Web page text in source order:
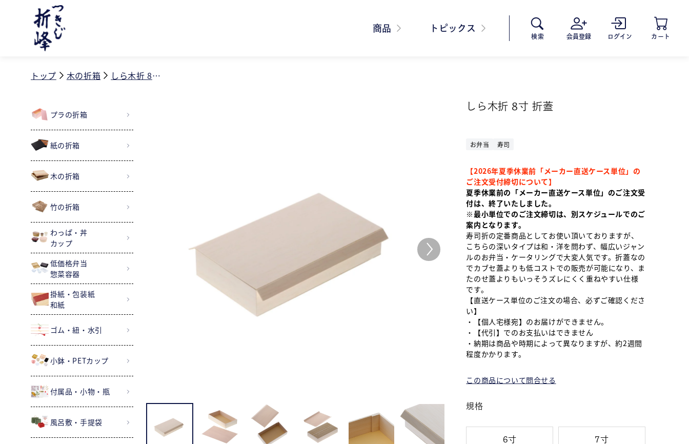
ンツに
商品 トピックス
検索 会員登録 ログイン カート
トップ 木の折箱 しら木折 8寸 折蓋
プラの折箱
紙の折箱
木の折箱
竹の折箱
わっぱ・丼
カップ
低価格弁当
惣菜容器
掛紙・包装紙
和紙
ゴム・紐・水引
小鉢・PETカップ
付属品・小物・瓶
風呂敷・手提袋
しら木折 8寸 折蓋
お弁当 寿司
【2026年夏季休業前「メーカー直送ケース単位」の
ご注文受付締切について】
夏季休業前の「メーカー直送ケース単位」のご注文受
付は、終了いたしました。
※最小単位でのご注文締切は、別スケジュールでのご
案内となります。
寿司折の定番商品としてお使い頂いておりますが、
こちらの深いタイプは和・洋を問わず、幅広いジャン
ルのお弁当・ケータリングで大変人気です。折蓋なの
でカブセ蓋よりも低コストでの販売が可能になり、ま
たのせ蓋よりもいっそうズレにくく重ねやすい仕様
です。
【直送ケース単位のご注文の場合、必ずご確認くださ
い】
・【個人宅様宛】のお届けができません。
・【代引】でのお支払いはできません
・納期は商品や時期によって異なりますが、約2週間
程度かかります。
この商品について問合せる
規格
6寸 7寸